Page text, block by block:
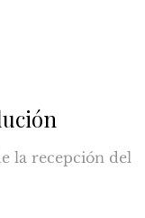
la recepción del